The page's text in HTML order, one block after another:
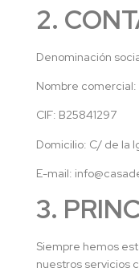
2.
Denominación
Nombre
CIF: B25841297
Domicilio: C/ de la
E-mail:
3.
Siempre hemos
nuestros servicios